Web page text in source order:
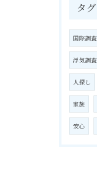
タグ
国際調査
浮気調査
人探し
家族
安心